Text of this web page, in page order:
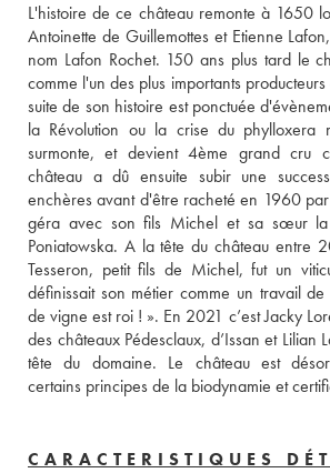
L'histoire de ce château remonte à 1650
Antoinette de Guillemottes et Etienne
nom Lafon Rochet. 150 ans plus tard le
comme l'un des plus importants
suite de son histoire est ponctuée
la Révolution ou la crise du phylloxera
surmonte, et devient 4ème grand cru
château a dû ensuite subir une
enchères avant d'être racheté en 1960
géra avec son fils Michel et sa sœur la
Poniatowska. A la tête du château entre
Tesseron, petit fils de Michel, fut un
définissait son métier comme un travail
de vigne est roi ! ». En 2021 c’est Jacky
des châteaux Pédesclaux, d’Issan et Lilian
tête du domaine. Le château est
certains principes de la biodynamie et
CARACTERISTIQUES